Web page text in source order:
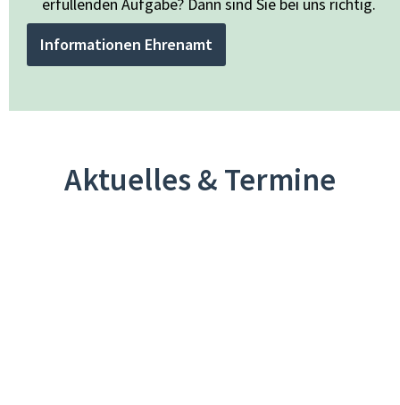
Informationen Ehrenamt
Aktuelles & Termine